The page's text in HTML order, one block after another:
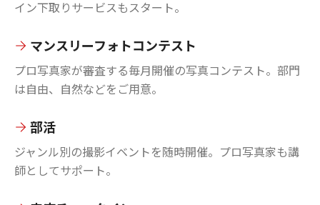
イン下取りサービスもスタート。
マンスリーフォトコンテスト
プロ写真家が審査する毎月開催の写真コンテスト。部門
は自由、自然などをご用意。
部活
ジャンル別の撮影イベントを随時開催。プロ写真家も講
師としてサポート。